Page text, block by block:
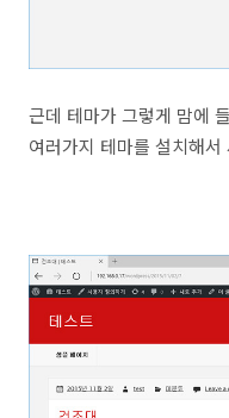
근데 테마가 그렇게 맘에
여러가지 테마를 설치해